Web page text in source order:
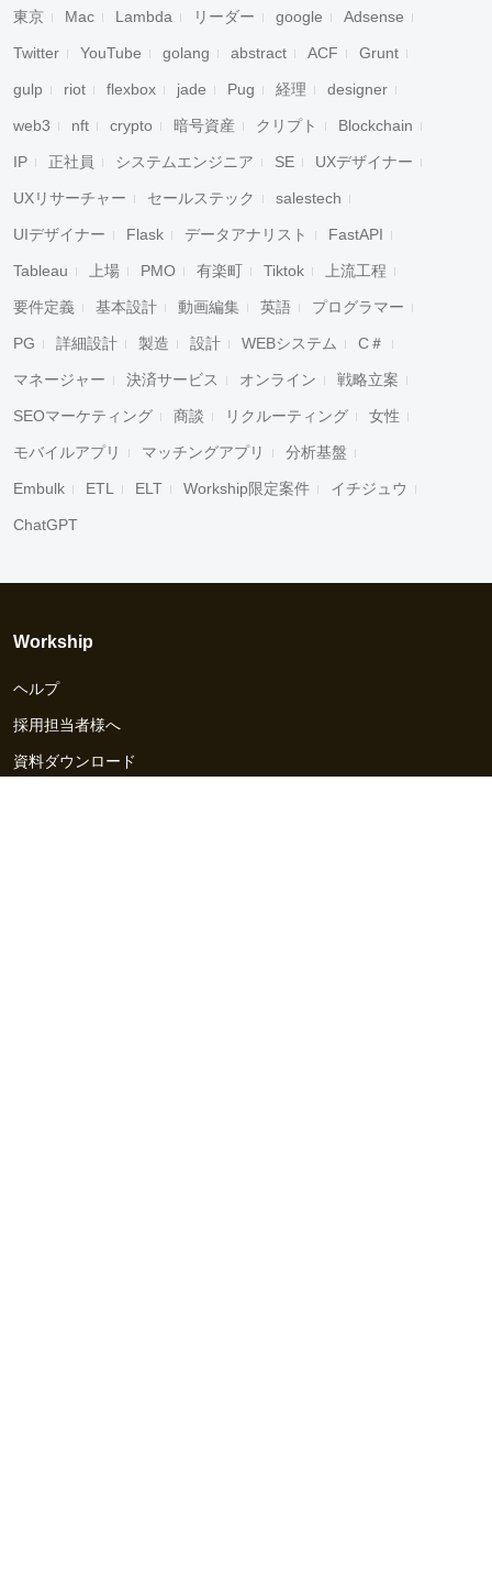
東京 Mac Lambda リーダー google Adsense
Twitter YouTube golang abstract ACF Grunt
gulp riot flexbox jade Pug 経理 designer
web3 nft crypto 暗号資産 クリプト Blockchain
IP 正社員 システムエンジニア SE UXデザイナー
UXリサーチャー セールステック salestech
UIデザイナー Flask データアナリスト FastAPI
Tableau 上場 PMO 有楽町 Tiktok 上流工程
要件定義 基本設計 動画編集 英語 プログラマー
PG 詳細設計 製造 設計 WEBシステム C＃
マネージャー 決済サービス オンライン 戦略立案
SEOマーケティング 商談 リクルーティング 女性
モバイルアプリ マッチングアプリ 分析基盤
Embulk ETL ELT Workship限定案件 イチジュウ
ChatGPT
Workship
ヘルプ
採用担当者様へ
資料ダウンロード